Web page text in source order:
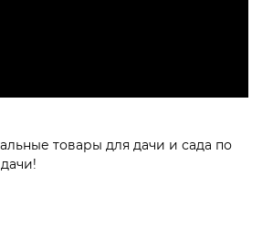
товары для дачи и сада по